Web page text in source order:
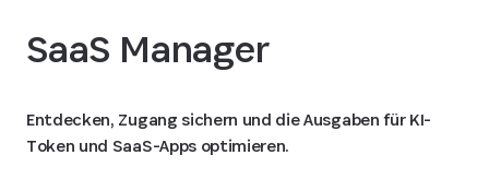
SaaS Manager
Entdecken, Zugang sichern und die Ausgaben für KI-
Token und SaaS-Apps optimieren.